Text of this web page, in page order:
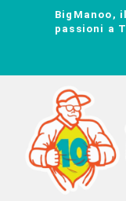
BigManoo,
passioni a